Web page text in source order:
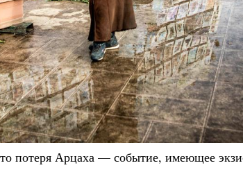
потеря Арцаха — событие, имеющее